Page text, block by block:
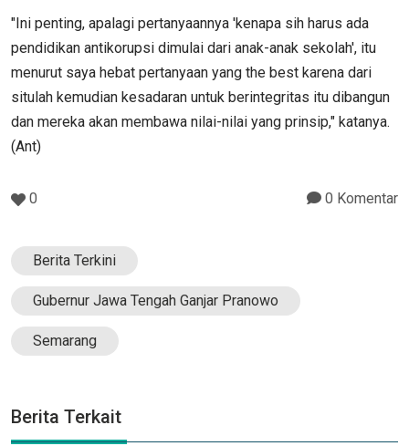
"Ini penting, apalagi pertanyaannya 'kenapa sih harus ada
pendidikan antikorupsi dimulai dari anak-anak sekolah', itu
menurut saya hebat pertanyaan yang the best karena dari
situlah kemudian kesadaran untuk berintegritas itu dibangun
dan mereka akan membawa nilai-nilai yang prinsip," katanya.
(Ant)
0 0 Komentar
Berita Terkini
Gubernur Jawa Tengah Ganjar Pranowo
Semarang
Berita Terkait